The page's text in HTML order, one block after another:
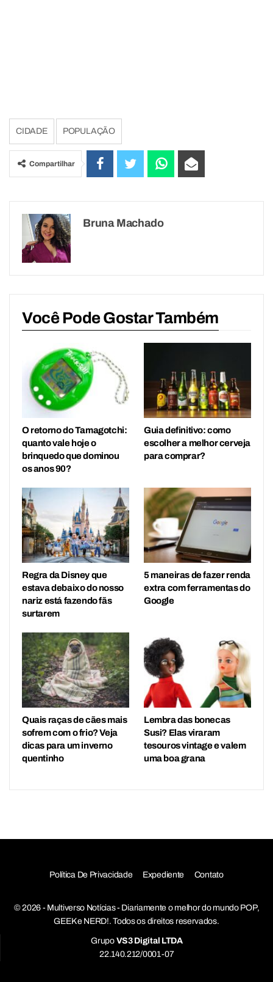
CIDADE POPULAÇÃO
Compartilhar
Bruna Machado
Você Pode Gostar Também
O retorno do Tamagotchi:
quanto vale hoje o
brinquedo que dominou
os anos 90?
Guia definitivo: como
escolher a melhor cerveja
para comprar?
Regra da Disney que
estava debaixo do nosso
nariz está fazendo fãs
surtarem
5 maneiras de fazer renda
extra com ferramentas do
Google
Quais raças de cães mais
sofrem com o frio? Veja
dicas para um inverno
quentinho
Lembra das bonecas
Susi? Elas viraram
tesouros vintage e valem
uma boa grana
Política De Privacidade Expediente Contato
© 2026 - Multiverso Notícias - Diariamente o melhor do mundo POP,
GEEK e NERD!. Todos os direitos reservados.
Grupo VS3 Digital LTDA
22.140.212/0001-07